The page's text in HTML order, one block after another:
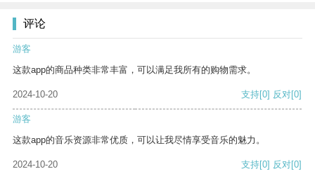
评论
游客
这款app的商品种类非常丰富，可以满足我所有的购物需求。
2024-10-20 支持[0] 反对[0]
游客
这款app的音乐资源非常优质，可以让我尽情享受音乐的魅力。
2024-10-20 支持[0] 反对[0]